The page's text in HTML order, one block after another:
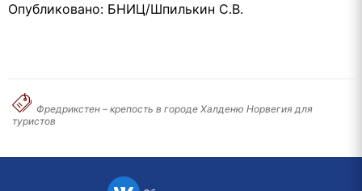
Опубликовано: БНИЦ/Шпилькин С.В.
Фредрикстен – крепость в городе Халденю Норвегия для
туристов